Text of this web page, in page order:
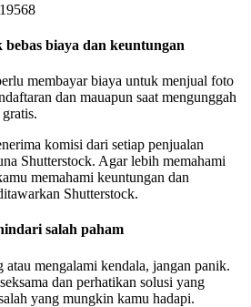
biaya dan keuntungan
membayar biaya untuk menjual foto
dan mauapun saat mengunggah
komisi dari setiap penjualan
Shutterstock. Agar lebih memahami
memahami keuntungan dan
Shutterstock.
salah paham
atau mengalami kendala, jangan panik.
dan perhatikan solusi yang
yang mungkin kamu hadapi.